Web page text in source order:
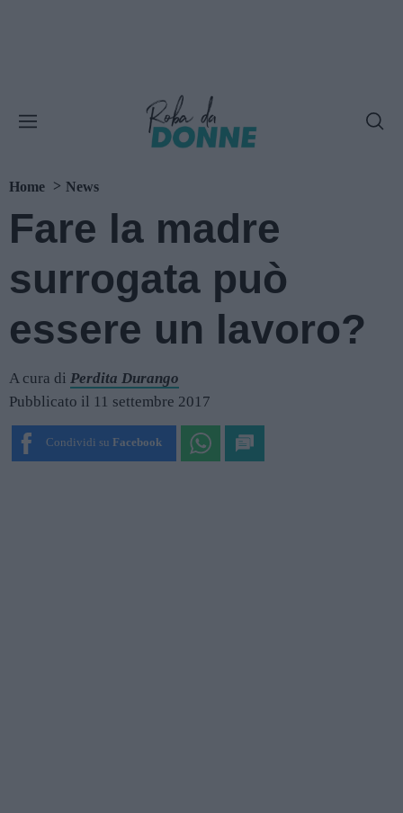
Home News
Fare la madre
surrogata può
essere un lavoro?
A cura di Perdita Durango
Pubblicato il 11 settembre 2017
Condividi su Facebook